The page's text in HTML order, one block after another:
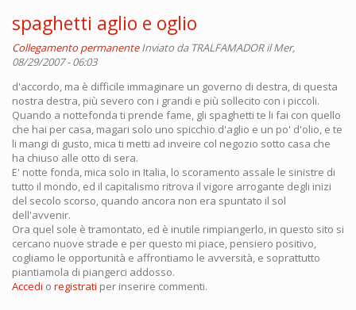
spaghetti aglio e oglio
Collegamento permanente Inviato da TRALFAMADORil Mer,
08/29/2007 - 06:03
d'accordo, ma è difficile immaginare un governo di destra, di questa
nostra destra, più severo con i grandi e più sollecito con i piccoli.
Quando a nottefonda ti prende fame, gli spaghetti te li fai con quello
che hai per casa, magari solo uno spicchio d'aglio e un po' d'olio, e te
li mangi di gusto, mica ti metti ad inveire col negozio sotto casa che
ha chiuso alle otto di sera.
E' notte fonda, mica solo in Italia, lo scoramento assale le sinistre di
tutto il mondo, ed il capitalismo ritrova il vigore arrogante degli inizi
del secolo scorso, quando ancora non era spuntato il sol
dell'avvenir.
Ora quel sole è tramontato, ed è inutile rimpiangerlo, in questo sito si
cercano nuove strade e per questo mi piace, pensiero positivo,
cogliamo le opportunità e affrontiamo le avversità, e soprattutto
piantiamola di piangerci addosso.
Accedi o registrati per inserire commenti.